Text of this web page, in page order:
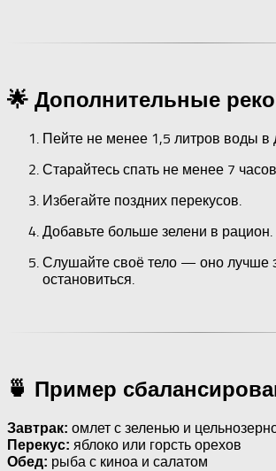
🌟 Дополнительные
Пейте не менее 1,5 литров воды в
Старайтесь спать не менее 7
Избегайте поздних перекусов.
Добавьте больше зелени в рацион.
Слушайте своё тело — оно лучше
остановиться.
🍵 Пример
Завтрак: омлет с зеленью и
Перекус: яблоко или горсть орехов
Обед: рыба с киноа и салатом